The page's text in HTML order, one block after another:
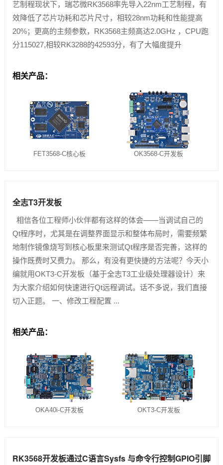
艺制程现状下，瑞芯微RK3568率先导入22nm工艺制程，有
效降低了芯片功耗和芯片尺寸，相较28nm功耗和性能提高
20%；更高的主频参数，RK3568主频高达2.0GHz ，CPU跑
分115027,相较RK3288的42593分，有了大幅度提升
相关产品：
FET3568-C核心板 OK3568-C开发板
全志T3开发板
相信各位工程师小伙伴都有这样的体会——当调试自己的
Qt程序时，尤其是在调整界面显示和整体布局时，需要频繁
地制作镜像烧写到核心板里来测试Qt程序是否完善，这样的
操作既费时又费力。 那么，有没有更快捷的方法呢？今天小
编就用OKT3-C开发板（基于全志T3工业级处理器设计）来
为大家介绍如何快速进行Qt远程调试。话不多说，我们直接
切入正题。 一、修改工程配置 ...
相关产品：
OKA40i-C开发板 OKT3-C开发板
RK3568开发板通过C语言Sysfs 与命令行控制GPIO引脚